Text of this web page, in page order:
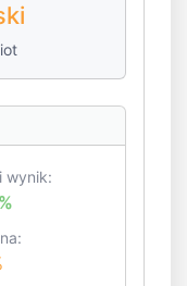
wynik: